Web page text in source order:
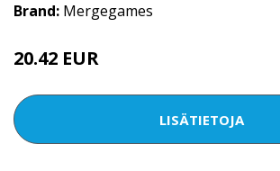
Brand: Mergegames
20.42 EUR
LISÄTIETOJA